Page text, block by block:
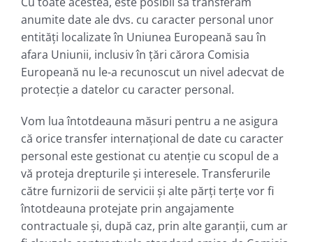
anumite date ale dvs. cu caracter personal unor
entități localizate în Uniunea Europeană sau în
afara Uniunii, inclusiv în țări cărora Comisia
Europeană nu le-a recunoscut un nivel adecvat de
protecție a datelor cu caracter personal.
Vom lua întotdeauna măsuri pentru a ne asigura
că orice transfer internațional de date cu caracter
personal este gestionat cu atenție cu scopul de a
vă proteja drepturile și interesele. Transferurile
către furnizorii de servicii și alte părți terțe vor fi
întotdeauna protejate prin angajamente
contractuale și, după caz, prin alte garanții, cum ar